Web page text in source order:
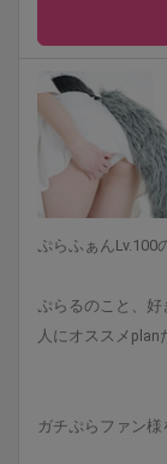
ぷらふぁん
ぷらるのこと、
人にオススメplan
ガチぷらファン